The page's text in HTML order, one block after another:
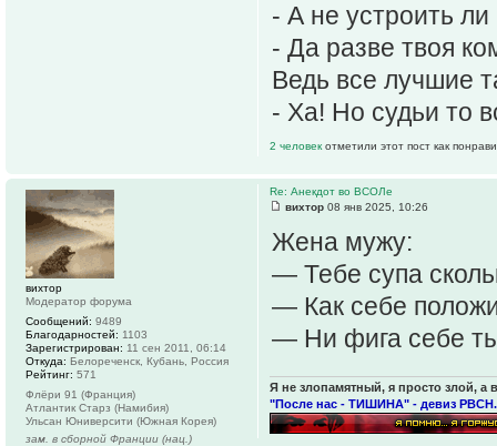
- А не устроить
- Да разве твоя
Ведь все лучшие
- Ха! Но судьи то
2 человекотметили этот пост как
Re: Анекдот во ВСОЛе
вихтор 08 янв 2025, 10:26
Жена мужу:
— Тебе супа
— Как себе
— Ни фига себе
Я не злопамятный, я просто злой, а
"После нас - ТИШИНА" - девиз РВСН.
вихтор
Модератор форума
Сообщений: 9489
Благодарностей: 1103
Зарегистрирован: 11 сен 2011, 06:14
Откуда: Белореченск, Кубань, Россия
Рейтинг: 571
Флёри 91 (Франция)
Атлантик Старз (Намибия)
Ульсан Юниверсити (Южная Корея)
зам. в сборной Франции (нац.)